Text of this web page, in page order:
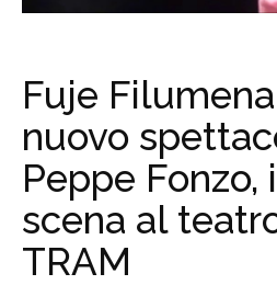
Fuje
nuovo
Peppe Fonzo,
scena al
TRAM